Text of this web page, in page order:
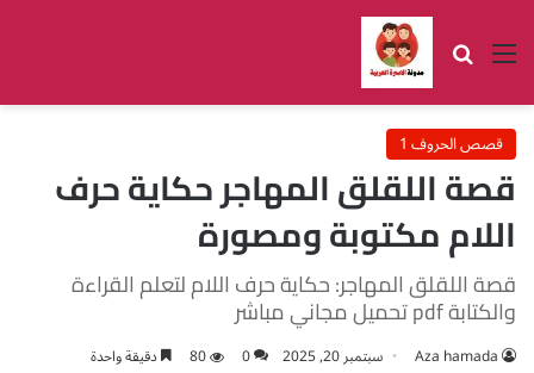
القائمة بحث عن
قصص الحروف 1
قصة اللقلق المهاجر حكاية حرف
اللام مكتوبة ومصورة
قصة اللقلق المهاجر: حكاية حرف اللام لتعلم القراءة
والكتابة pdf تحميل مجاني مباشر
Aza hamada سبتمبر 20, 2025 0
80 دقيقة واحدة